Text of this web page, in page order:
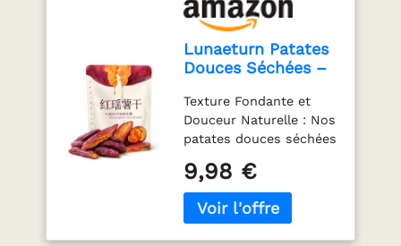
Lunaeturn Patates
Douces Séchées –
Tendre Riche en
Fibres Sans Sucre
Ajouté Format
Pratique 250g Idéal
pour Bureau Voyage
Apéro et Collation
Quotidienne
Texture Fondante et
Douceur Naturelle : Nos
patates douces séchées
moelleux et une
mastication agréable.
Chaque bouchée révèle
9,98 €